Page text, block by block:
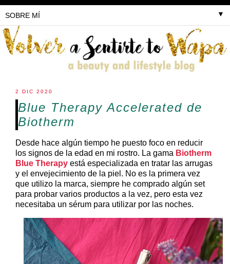
▼
2 DIC 2020
Blue Therapy Accelerated de
Biotherm
Desde hace algún tiempo he puesto foco en reducir
los signos de la edad en mi rostro. La gama Biotherm
Blue Therapy está especializada en tratar las arrugas
y el envejecimiento de la piel. No es la primera vez
que utilizo la marca, siempre he comprado algún set
para probar varios productos a la vez, pero esta vez
necesitaba un sérum para utilizar por las noches.